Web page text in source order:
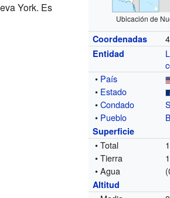
Ubicación de
Coordenadas
Entidad
• País
• Estado
•Condado
• Pueblo
Superficie
• Total
• Tierra
• Agua
Altitud
York. Es